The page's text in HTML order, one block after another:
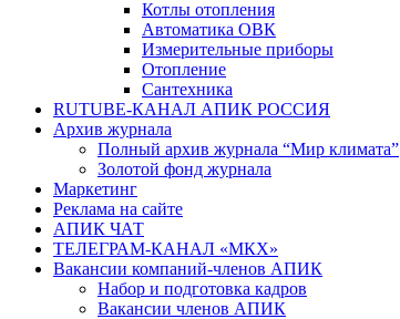
Котлы отопления
Автоматика ОВК
Измерительные приборы
Отопление
Сантехника
RUTUBE-КАНАЛ АПИК РОССИЯ
Архив журнала
Полный архив журнала “Мир климата”
Золотой фонд журнала
Маркетинг
Реклама на сайте
АПИК ЧАТ
ТЕЛЕГРАМ-КАНАЛ «МКХ»
Вакансии компаний-членов АПИК
Набор и подготовка кадров
Вакансии членов АПИК